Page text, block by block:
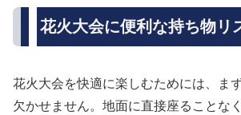
花火大会に便利な持ち物リ
花火大会を快適に楽しむためには、ま
欠かせません。地面に直接座ることな